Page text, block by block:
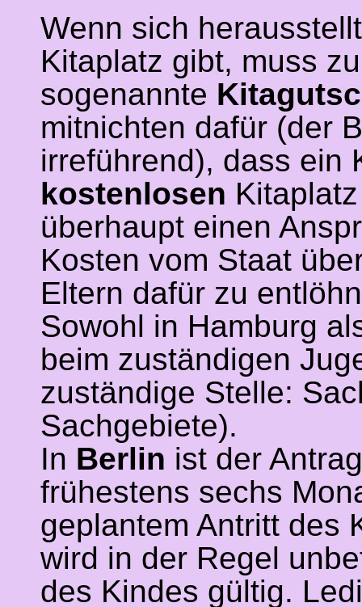
Wenn sich
Kitaplatz gibt, muss
sogenannte
mitnichten dafür (der
irreführend), dass ein
kostenlosen
überhaupt einen
Kosten vom Staat
Eltern dafür zu
Sowohl in Hamburg
beim zuständigen
zuständige Stelle:
Sachgebiete).
In Berlin ist der
frühestens sechs
geplantem Antritt des
wird in der Regel
des Kindes gültig.